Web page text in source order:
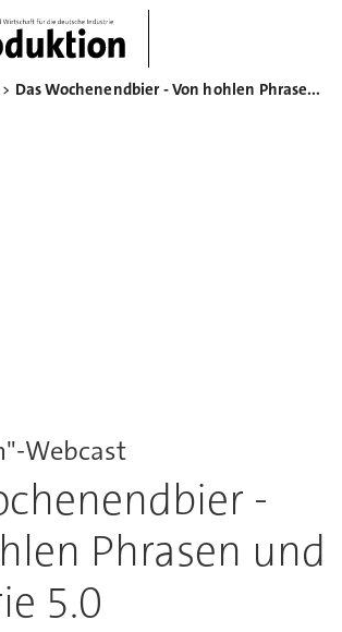
Das Wochenendbier - Von hohlen Phrasen und Industrie 5.0
Webcast
-
Phrasen und
5.0